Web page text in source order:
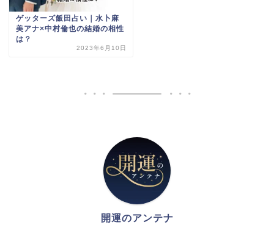
ゲッターズ飯田占い｜水卜麻
美アナ×中村倫也の結婚の相性
は？
2023年6月10日
開運のアンテナ